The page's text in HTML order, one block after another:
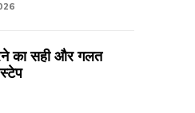
का सही और गलत